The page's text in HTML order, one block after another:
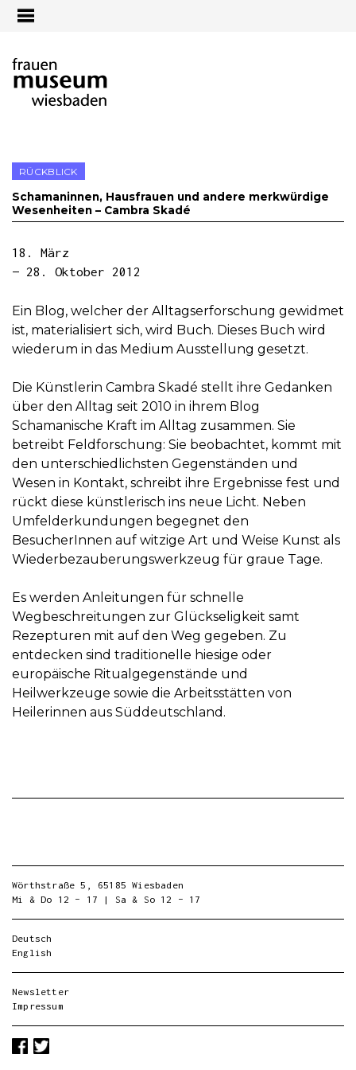
RÜCKBLICK
Schamaninnen, Hausfrauen und andere merkwürdige
Wesenheiten – Cambra Skadé
18. März
— 28. Oktober 2012
Ein Blog, welcher der Alltagserforschung gewidmet
ist, materialisiert sich, wird Buch. Dieses Buch wird
wiederum in das Medium Ausstellung gesetzt.
Die Künstlerin Cambra Skadé stellt ihre Gedanken
über den Alltag seit 2010 in ihrem Blog
Schamanische Kraft im Alltag zusammen. Sie
betreibt Feldforschung: Sie beobachtet, kommt mit
den unterschiedlichsten Gegenständen und
Wesen in Kontakt, schreibt ihre Ergebnisse fest und
rückt diese künstlerisch ins neue Licht. Neben
Umfelderkundungen begegnet den
BesucherInnen auf witzige Art und Weise Kunst als
Wiederbezauberungswerkzeug für graue Tage.
Es werden Anleitungen für schnelle
Wegbeschreitungen zur Glückseligkeit samt
Rezepturen mit auf den Weg gegeben. Zu
entdecken sind traditionelle hiesige oder
europäische Ritualgegenstände und
Heilwerkzeuge sowie die Arbeitsstätten von
Heilerinnen aus Süddeutschland.
Wörthstraße 5, 65185 Wiesbaden
Mi & Do 12 – 17 | Sa & So 12 – 17
Deutsch
English
Newsletter
Impressum